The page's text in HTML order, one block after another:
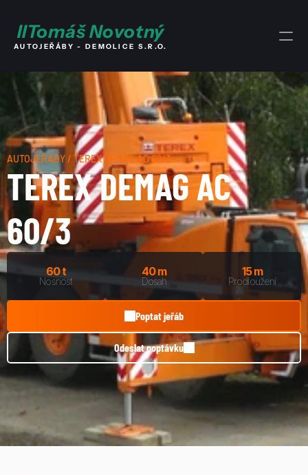
IITomáš Novotný
AUTOJEŘÁBY - DEMOLICE S.R.O.
AUTOJEŘÁBY / TEREX DEMAG AC 60/3
TEREX DEMAG AC
60/3
60 t
Nosnost
40 m
Dosah
15 m
Prodloužení
Poptat jeřáb
Odeslat poptávku